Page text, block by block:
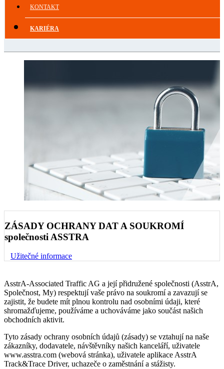
KONTAKT
KARIÉRA
ZÁSADY OCHRANY DAT A SOUKROMÍ
společnosti ASSTRA
Užitečné informace
AsstrA-Associated Traffic AG a její přidružené společnosti (AsstrA,
Společnost, My) respektují vaše právo na soukromí a zavazují se
zajistit, že budete mít plnou kontrolu nad osobními údaji, které
shromažďujeme, používáme a uchováváme jako součást našich
obchodních aktivit.
Tyto zásady ochrany osobních údajů (zásady) se vztahují na naše
zákazníky, dodavatele, návštěvníky našich kanceláří, uživatele
www.asstra.com (webová stránka), uživatele aplikace AsstrA
Track&Trace Driver, uchazeče o zaměstnání a stážisty.